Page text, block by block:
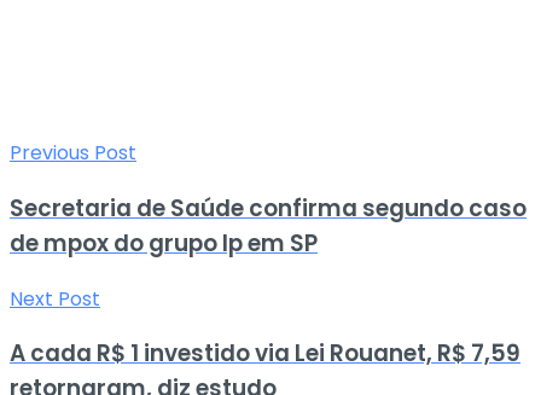
Previous Post
Secretaria de Saúde confirma segundo caso
de mpox do grupo lp em SP
Next Post
A cada R$ 1 investido via Lei Rouanet, R$ 7,59